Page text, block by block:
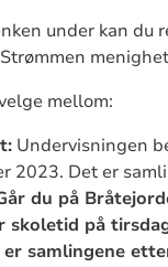
under kan du
mellom:
Undervisningen
2023. Det er
du på
skoletid på
er samlingene